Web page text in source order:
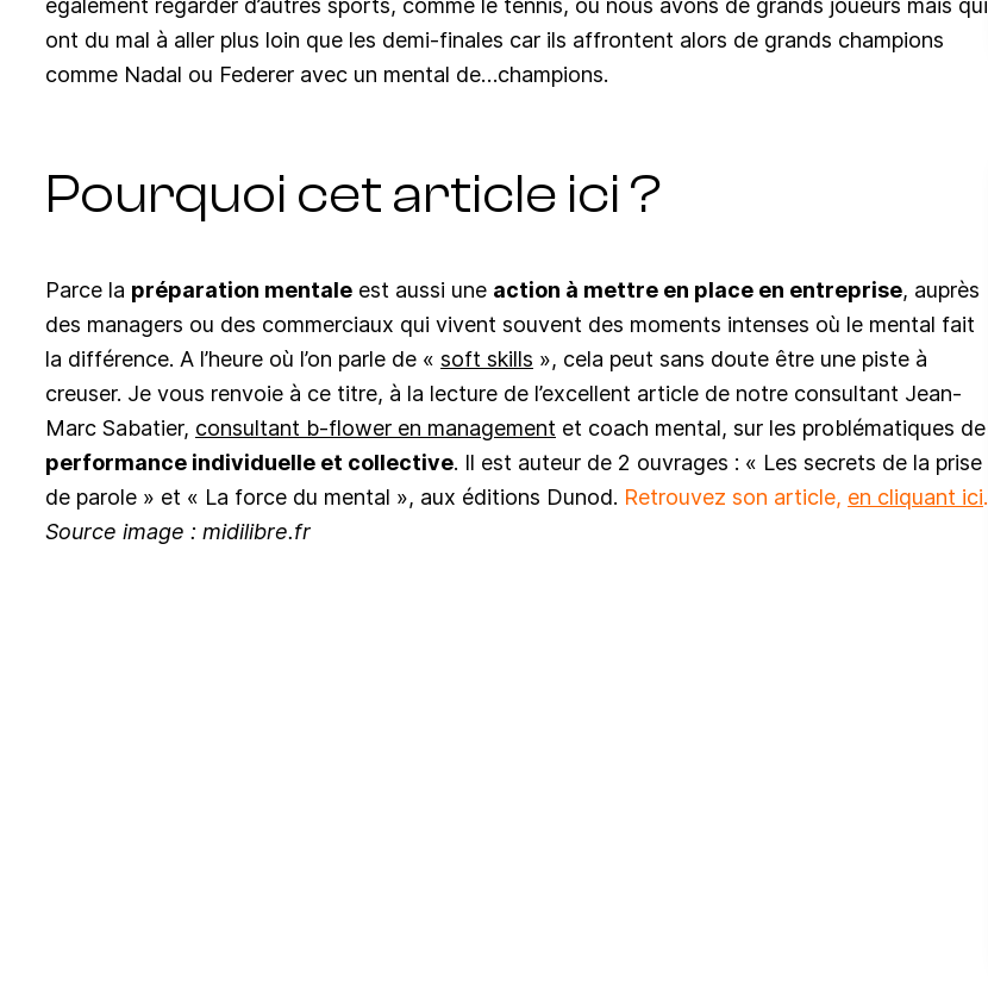
ont du mal à aller plus loin que les demi-finales car ils affrontent alors de grands champions
comme Nadal ou Federer avec un mental de…champions.
Pourquoi cet article ici ?
Parce la préparation mentale est aussi une action à mettre en place en entreprise, auprès
des managers ou des commerciaux qui vivent souvent des moments intenses où le mental fait
la différence. A l’heure où l’on parle de « soft skills », cela peut sans doute être une piste à
creuser. Je vous renvoie à ce titre, à la lecture de l’excellent article de notre consultant Jean-
Marc Sabatier, consultant b-flower en management et coach mental, sur les problématiques de
performance individuelle et collective. Il est auteur de 2 ouvrages : « Les secrets de la prise
de parole » et « La force du mental », aux éditions Dunod. Retrouvez son article, en cliquant ici.
Source image : midilibre.fr